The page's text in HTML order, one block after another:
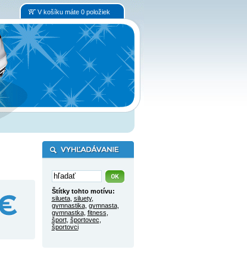
V košíku máte 0 položiek
Štítky tohto motívu:
silueta, siluety,
gymnastika, gymnasta,
gymnastka, fitness
šport, športovec
športovci